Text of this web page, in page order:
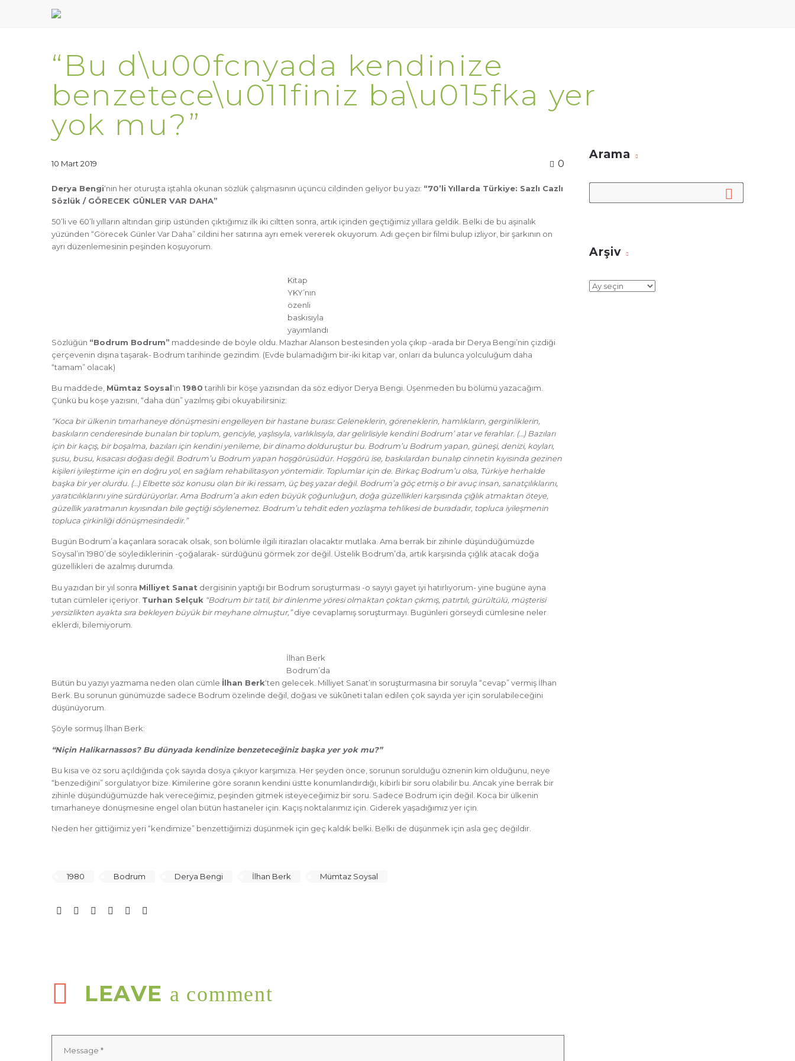
“Bu d\u00fcnyada kendinize
benzetece\u011finiz ba\u015fka yer
yok mu?”
0
10 Mart 2019
Derya Bengi‘nin her oturuşta iştahla okunan sözlük çalışmasının üçüncü cildinden geliyor bu yazı: “70’li Yıllarda Türkiye: Sazlı Cazlı
Sözlük / GÖRECEK GÜNLER VAR DAHA”
50’li ve 60’lı yılların altından girip üstünden çıktığımız ilk iki ciltten sonra, artık içinden geçtiğimiz yıllara geldik. Belki de bu aşinalık
yüzünden “Görecek Günler Var Daha” cildini her satırına ayrı emek vererek okuyorum. Adı geçen bir filmi bulup izliyor, bir şarkının on
ayrı düzenlemesinin peşinden koşuyorum.
Kitap
YKY’nın
özenli
baskısıyla
yayımlandı
Sözlüğün “Bodrum Bodrum” maddesinde de böyle oldu. Mazhar Alanson bestesinden yola çıkıp -arada bir Derya Bengi’nin çizdiği
çerçevenin dışına taşarak- Bodrum tarihinde gezindim. (Evde bulamadığım bir-iki kitap var, onları da bulunca yolculuğum daha
“tamam” olacak)
Bu maddede, Mümtaz Soysal‘ın 1980 tarihli bir köşe yazısından da söz ediyor Derya Bengi. Üşenmeden bu bölümü yazacağım.
Çünkü bu köşe yazısını, “daha dün” yazılmış gibi okuyabilirsiniz:
“Koca bir ülkenin tımarhaneye dönüşmesini engelleyen bir hastane burası: Geleneklerin, göreneklerin, hamlıkların, gerginliklerin,
baskıların cenderesinde bunalan bir toplum, genciyle, yaşlısıyla, varlıklısıyla, dar gelirlisiyle kendini Bodrum’ atar ve ferahlar. (…) Bazıları
için bir kaçış, bir boşalma, bazıları için kendini yenileme, bir dinamo dolduruştur bu. Bodrum’u Bodrum yapan, güneşi, denizi, koyları,
şusu, busu, kısacası doğası değil. Bodrum’u Bodrum yapan hoşgörüsüdür. Hoşgörü ise, baskılardan bunalıp cinnetin kıyısında gezinen
kişileri iyileştirme için en doğru yol, en sağlam rehabilitasyon yöntemidir. Toplumlar için de. Birkaç Bodrum’u olsa, Türkiye herhalde
başka bir yer olurdu. (…) Elbette söz konusu olan bir iki ressam, üç beş yazar değil. Bodrum’a göç etmiş o bir avuç insan, sanatçılıklarını,
yaratıcılıklarını yine sürdürüyorlar. Ama Bodrum’a akın eden büyük çoğunluğun, doğa güzellikleri karşısında çığlık atmaktan öteye,
güzellik yaratmanın kıyısından bile geçtiği söylenemez. Bodrum’u tehdit eden yozlaşma tehlikesi de buradadır, topluca iyileşmenin
topluca çirkinliği dönüşmesindedir.”
Bugün Bodrum’a kaçanlara soracak olsak, son bölümle ilgili itirazları olacaktır mutlaka. Ama berrak bir zihinle düşündüğümüzde
Soysal’ın 1980’de söylediklerinin -çoğalarak- sürdüğünü görmek zor değil. Üstelik Bodrum’da, artık karşısında çığlık atacak doğa
güzellikleri de azalmış durumda.
Bu yazıdan bir yıl sonra Milliyet Sanat dergisinin yaptığı bir Bodrum soruşturması -o sayıyı gayet iyi hatırlıyorum- yine bugüne ayna
tutan cümleler içeriyor. Turhan Selçuk “Bodrum bir tatil, bir dinlenme yöresi olmaktan çoktan çıkmış, patırtılı, gürültülü, müşterisi
yersizlikten ayakta sıra bekleyen büyük bir meyhane olmuştur,”diye cevaplamış soruşturmayı. Bugünleri görseydi cümlesine neler
eklerdi, bilemiyorum.
İlhan Berk
Bodrum’da
Bütün bu yazıyı yazmama neden olan cümle İlhan Berk‘ten gelecek. Milliyet Sanat’ın soruşturmasına bir soruyla “cevap” vermiş İlhan
Berk. Bu sorunun günümüzde sadece Bodrum özelinde değil, doğası ve sükûneti talan edilen çok sayıda yer için sorulabileceğini
düşünüyorum.
Şöyle sormuş İlhan Berk:
“Niçin Halikarnassos? Bu dünyada kendinize benzeteceğiniz başka yer yok mu?”
Bu kısa ve öz soru açıldığında çok sayıda dosya çıkıyor karşımıza. Her şeyden önce, sorunun sorulduğu öznenin kim olduğunu, neye
“benzediğini” sorgulatıyor bize. Kimilerine göre soranın kendini üstte konumlandırdığı, kibirli bir soru olabilir bu. Ancak yine berrak bir
zihinle düşündüğümüzde hak vereceğimiz, peşinden gitmek isteyeceğimiz bir soru. Sadece Bodrum için değil. Koca bir ülkenin
tımarhaneye dönüşmesine engel olan bütün hastaneler için. Kaçış noktalarımız için. Giderek yaşadığımız yer için.
Neden her gittiğimiz yeri “kendimize” benzettiğimizi düşünmek için geç kaldık belki. Belki de düşünmek için asla geç değildir.
1980 Bodrum Derya Bengi İlhan Berk Mümtaz Soysal
LEAVE a comment
Arama
Arşiv
Arşiv